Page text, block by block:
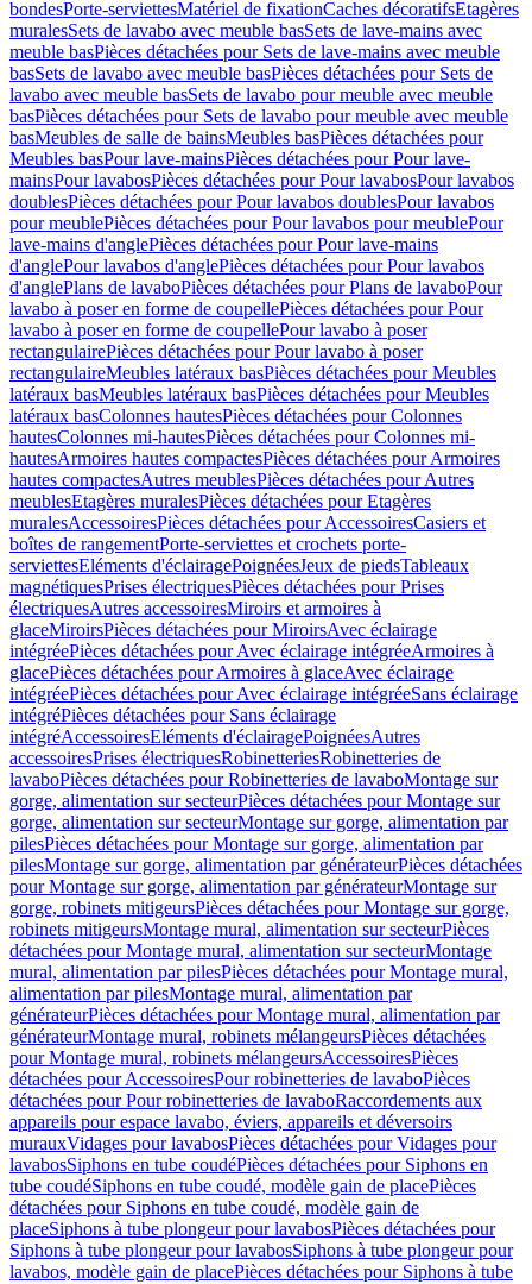
bondesPorte-serviettesMatériel de fixationCaches décoratifsEtagères
muralesSets de lavabo avec meuble basSets de lave-mains avec
meuble basPièces détachées pour Sets de lave-mains avec meuble
basSets de lavabo avec meuble basPièces détachées pour Sets de
lavabo avec meuble basSets de lavabo pour meuble avec meuble
basPièces détachées pour Sets de lavabo pour meuble avec meuble
basMeubles de salle de bainsMeubles basPièces détachées pour
Meubles basPour lave-mainsPièces détachées pour Pour lave-
mainsPour lavabosPièces détachées pour Pour lavabosPour lavabos
doublesPièces détachées pour Pour lavabos doublesPour lavabos
pour meublePièces détachées pour Pour lavabos pour meublePour
lave-mains d'anglePièces détachées pour Pour lave-mains
d'anglePour lavabos d'anglePièces détachées pour Pour lavabos
d'anglePlans de lavaboPièces détachées pour Plans de lavaboPour
lavabo à poser en forme de coupellePièces détachées pour Pour
lavabo à poser en forme de coupellePour lavabo à poser
rectangulairePièces détachées pour Pour lavabo à poser
rectangulaireMeubles latéraux basPièces détachées pour Meubles
latéraux basMeubles latéraux basPièces détachées pour Meubles
latéraux basColonnes hautesPièces détachées pour Colonnes
hautesColonnes mi-hautesPièces détachées pour Colonnes mi-
hautesArmoires hautes compactesPièces détachées pour Armoires
hautes compactesAutres meublesPièces détachées pour Autres
meublesEtagères muralesPièces détachées pour Etagères
muralesAccessoiresPièces détachées pour AccessoiresCasiers et
boîtes de rangementPorte-serviettes et crochets porte-
serviettesEléments d'éclairagePoignéesJeux de piedsTableaux
magnétiquesPrises électriquesPièces détachées pour Prises
électriquesAutres accessoiresMiroirs et armoires à
glaceMiroirsPièces détachées pour MiroirsAvec éclairage
intégréePièces détachées pour Avec éclairage intégréeArmoires à
glacePièces détachées pour Armoires à glaceAvec éclairage
intégréePièces détachées pour Avec éclairage intégréeSans éclairage
intégréPièces détachées pour Sans éclairage
intégréAccessoiresEléments d'éclairagePoignéesAutres
accessoiresPrises électriquesRobinetteriesRobinetteries de
lavaboPièces détachées pour Robinetteries de lavaboMontage sur
gorge, alimentation sur secteurPièces détachées pour Montage sur
gorge, alimentation sur secteurMontage sur gorge, alimentation par
pilesPièces détachées pour Montage sur gorge, alimentation par
pilesMontage sur gorge, alimentation par générateurPièces détachées
pour Montage sur gorge, alimentation par générateurMontage sur
gorge, robinets mitigeursPièces détachées pour Montage sur gorge,
robinets mitigeursMontage mural, alimentation sur secteurPièces
détachées pour Montage mural, alimentation sur secteurMontage
mural, alimentation par pilesPièces détachées pour Montage mural,
alimentation par pilesMontage mural, alimentation par
générateurPièces détachées pour Montage mural, alimentation par
générateurMontage mural, robinets mélangeursPièces détachées
pour Montage mural, robinets mélangeursAccessoiresPièces
détachées pour AccessoiresPour robinetteries de lavaboPièces
détachées pour Pour robinetteries de lavaboRaccordements aux
appareils pour espace lavabo, éviers, appareils et déversoirs
murauxVidages pour lavabosPièces détachées pour Vidages pour
lavabosSiphons en tube coudéPièces détachées pour Siphons en
tube coudéSiphons en tube coudé, modèle gain de placePièces
détachées pour Siphons en tube coudé, modèle gain de
placeSiphons à tube plongeur pour lavabosPièces détachées pour
Siphons à tube plongeur pour lavabosSiphons à tube plongeur pour
lavabos, modèle gain de placePièces détachées pour Siphons à tube